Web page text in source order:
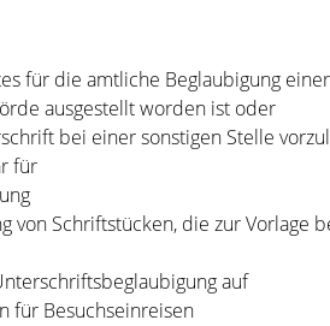
für die amtliche Beglaubigung
ausgestellt worden ist oder
bei einer sonstigen Stelle
für
von Schriftstücken, die zur Vorlage
auf
für Besuchseinreisen